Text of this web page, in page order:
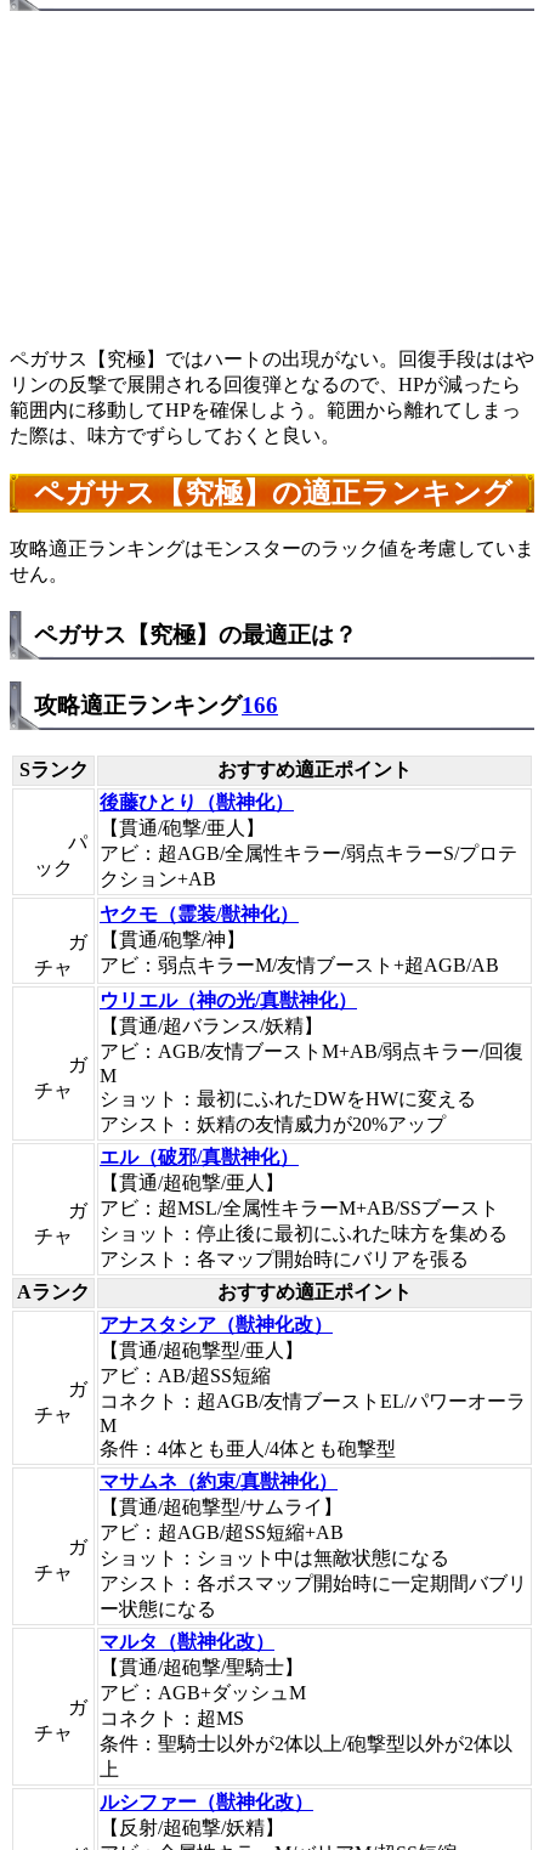
ペガサス【究極】ではハートの出現がない。回復手段ははや
リンの反撃で展開される回復弾となるので、HPが減ったら
範囲内に移動してHPを確保しよう。範囲から離れてしまっ
た際は、味方でずらしておくと良い。
ペガサス【究極】の適正ランキング
攻略適正ランキングはモンスターのラック値を考慮していま
せん。
ペガサス【究極】の最適正は？
攻略適正ランキング166
Sランク おすすめ適正ポイント
パ
ック
後藤ひとり（獣神化）
【貫通/砲撃/亜人】
アビ：超AGB/全属性キラー/弱点キラーS/プロテ
クション+AB
ガ
チャ
ヤクモ（霊装/獣神化）
【貫通/砲撃/神】
アビ：弱点キラーM/友情ブースト+超AGB/AB
ガ
チャ
ウリエル（神の光/真獣神化）
【貫通/超バランス/妖精】
アビ：AGB/友情ブーストM+AB/弱点キラー/回復
M
ショット：最初にふれたDWをHWに変える
アシスト：妖精の友情威力が20%アップ
ガ
チャ
エル（破邪/真獣神化）
【貫通/超砲撃/亜人】
アビ：超MSL/全属性キラーM+AB/SSブースト
ショット：停止後に最初にふれた味方を集める
アシスト：各マップ開始時にバリアを張る
Aランク
おすすめ適正ポイント
ガ
チャ
アナスタシア（獣神化改）
【貫通/超砲撃型/亜人】
アビ：AB/超SS短縮
コネクト：超AGB/友情ブーストEL/パワーオーラ
M
条件：4体とも亜人/4体とも砲撃型
ガ
チャ
マサムネ（約束/真獣神化）
【貫通/超砲撃型/サムライ】
アビ：超AGB/超SS短縮+AB
ショット：ショット中は無敵状態になる
アシスト：各ボスマップ開始時に一定期間バブリ
ー状態になる
ガ
チャ
マルタ（獣神化改）
【貫通/超砲撃/聖騎士】
アビ：AGB+ダッシュM
コネクト：超MS
条件：聖騎士以外が2体以上/砲撃型以外が2体以
上
ルシファー（獣神化改）
【反射/超砲撃/妖精】